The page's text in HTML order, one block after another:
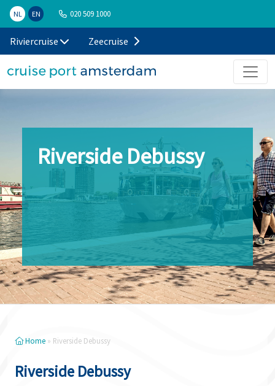
NL EN 020 509 1000
Riviercruise Zeecruise
Riverside Debussy
Home » Riverside Debussy
Riverside Debussy